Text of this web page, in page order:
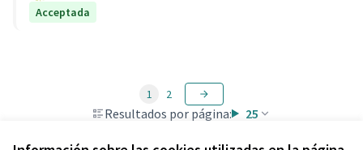
Acceptada
Resultados por página: 25
1 2